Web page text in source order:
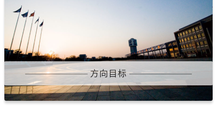
方向目标